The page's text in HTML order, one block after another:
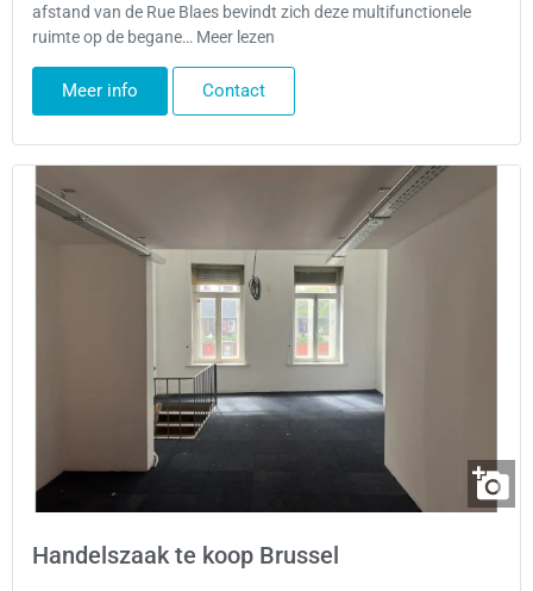
afstand van de Rue Blaes bevindt zich deze multifunctionele
ruimte op de begane… Meer lezen
Meer info Contact
Handelszaak te koop Brussel